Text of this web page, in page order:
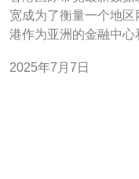
宽成为了衡量一个地
港作为亚洲的金融中
情况。 数据来源于香港通讯管理局（OFCOM）的最新报
2025年7月7日